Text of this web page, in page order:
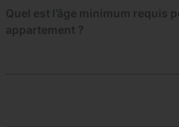
Quel est l’âge minimum requis
appartement ?